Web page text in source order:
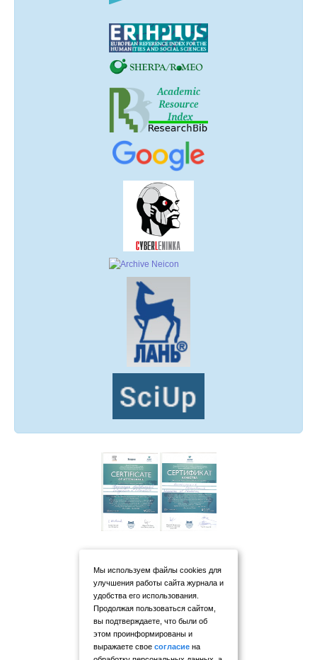
Мы используем файлы cookies для
улучшения работы сайта журнала и
удобства его использования.
Продолжая пользоваться сайтом,
вы подтверждаете, что были об
этом проинформированы и
выражаете свое согласие на